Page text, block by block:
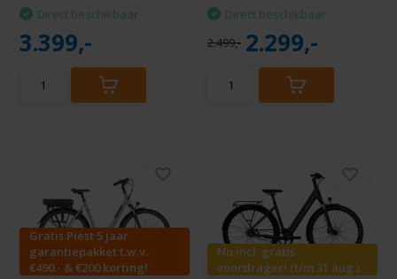
Direct beschikbaar
3.399,-
Direct beschikbaar
2.499,- 2.299,-
Gratis Piest 5 jaar
garantiepakket t.w.v.
€490.- & €200 korting!
Nu incl. gratis
voordrager! (t/m 31 aug.)